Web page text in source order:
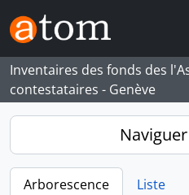
Skip to main content
Inventaires des fonds des
contestataires - Genève
Arborescence Liste